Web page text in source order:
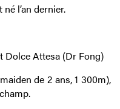
l’an dernier.
Dolce Attesa (Dr Fong)
de 2 ans,1 300m),